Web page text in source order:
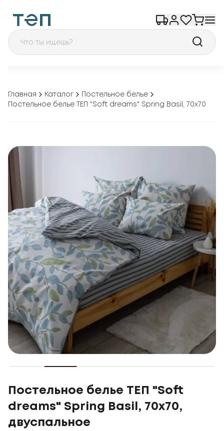
Главная Каталог
Постельное белье
Постельное белье ТЕП "Soft dreams" Spring Basil, 70x70
Постельное белье ТЕП "Soft
dreams" Spring Basil, 70x70,
двуспальное